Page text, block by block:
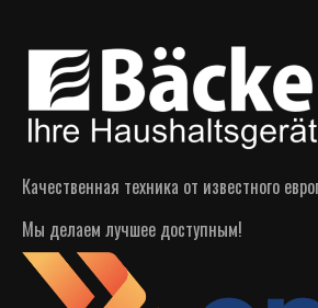
Качественная техника от известного
Мы делаем лучшее доступным!